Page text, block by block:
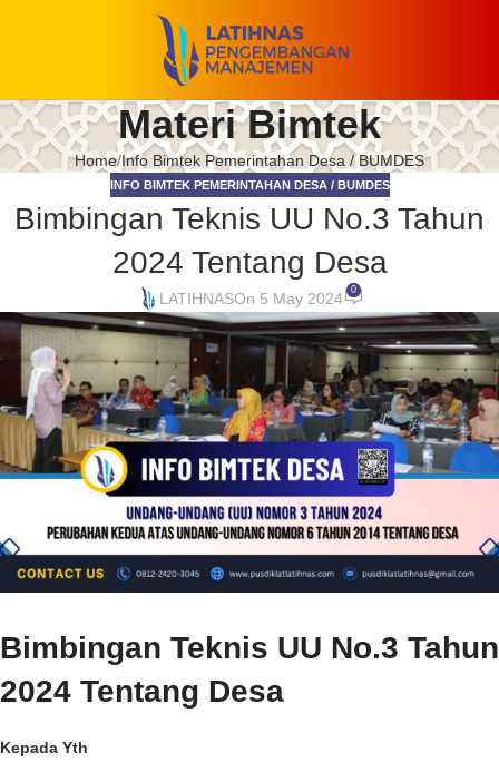
Materi Bimtek
Home Info Bimtek Pemerintahan Desa / BUMDES
INFO BIMTEK PEMERINTAHAN DESA / BUMDES
Bimbingan Teknis UU No.3 Tahun
2024 Tentang Desa
LATIHNASOn 5 May 2024 0
Bimbingan Teknis UU No.3 Tahun
2024 Tentang Desa
Kepada Yth